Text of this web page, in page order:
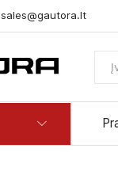
sales@gautora.lt